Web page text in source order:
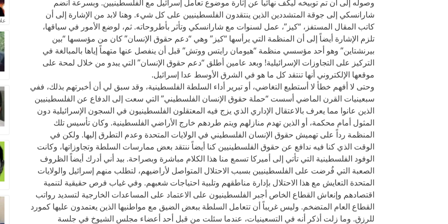
وصوله إلى أن تم توبيخه ليكف نهائياً عن إثارة موضوع تعامل إسرائيل مع الفلسطينيين. وبسرعة انضم
شارانسكي إلى جوقة المتشددين الذين ينتقدون الفلسطينيين على كل شيء. وهنا لابد من الإشارة إلى أن
كاتب المقال المستفز، “كيز”، عمل لسنوات مع شارانسكي وتأثر بأطروحاته. ثم، لوضع الأمور في سياقها،
تلزم الإشارة أيضاً إلى أن المنظمة التي يرأسها “كيز” وهي “دعم حقوق الإنسان” كان من مؤسسها “بين
بيرنشتاين” وهو أحد مؤسسي منظمة “هيومان رايتس ووتش” قبل أن ينفصل عنها متهماً إياها بالمبالغة في
التركيز على التجاوزات الإسرائيلية! وبعد عامين أطلق “دعم حقوق الإنسان” التي يبدو من خلال لمحة على
موقعها الإلكتروني أنها تنتقد كل ما هو في الشرق الأوسط عدا إسرائيل.
وحتى لا أفهم خطأ لا أستطيع التغاضي، أو تبرير أداء السلطة الفلسطينية، وقد سبق لي أن أخبرتهم بذلك، ففي
سبعينيات القرن الماضي أسست “حملة حقوق الإنسان الفلسطيني” التي سعت إلى الدفاع عن الفلسطينيين
الذين عانوا مما يعرف بالاعتقال الإداري الذي يزج فيه المعتقلون الفلسطينيون في السجون الإسرائيلية دون
المثول أمام محكمة، أو الذين تهدم منازلهم ويتم طردهم خارج الأراضي الفلسطينية. وكان تأسيس تلك
المنظمة رداً على تهميش حقوق الإنسان الفلسطيني في الولايات المتحدة وعدم التطرق إليها. ولكن في
الوقت الذي كنا فيه ندافع عن حقوق الفلسطينيين كنا أيضاً ننتقد بعض ممارسات السلطة وتجاوزاتها، وكانت
الوفود الفلسطينية التي تأتي إلى أميركا تسمع منا هذا الكلام مباشرة وبصراحة. بيد أني أدرك أيضاً الظروف
الصعبة التي فُرضت على الفلسطينيين بسبب الاحتلال المتواصل لأراضيهم، لتطلب منهم إسرائيل والولايات
المتحدة التعايش مع هذا الاحتلال بإدارة مناطقهم وتلبية احتياجات شعبهم. وفي غياب فرص حقيقية لتنمية
اقتصادهم وإنعاش القطاع الخاص أجبر الفلسطينيون على الاعتماد على المساعدات الخارجية لتسديد رواتب
القطاع العام المتضخم. وليس غريباً أن تتعامل السلطة ببعض الضيق مع مواطنيها الذين يعتمدون عليها كمورد
للرزق. وما زلت أذكر أنه في التسعينيات، عندما سئلت من قبل أحد أعضاء مجلس الشيوخ في جلسة